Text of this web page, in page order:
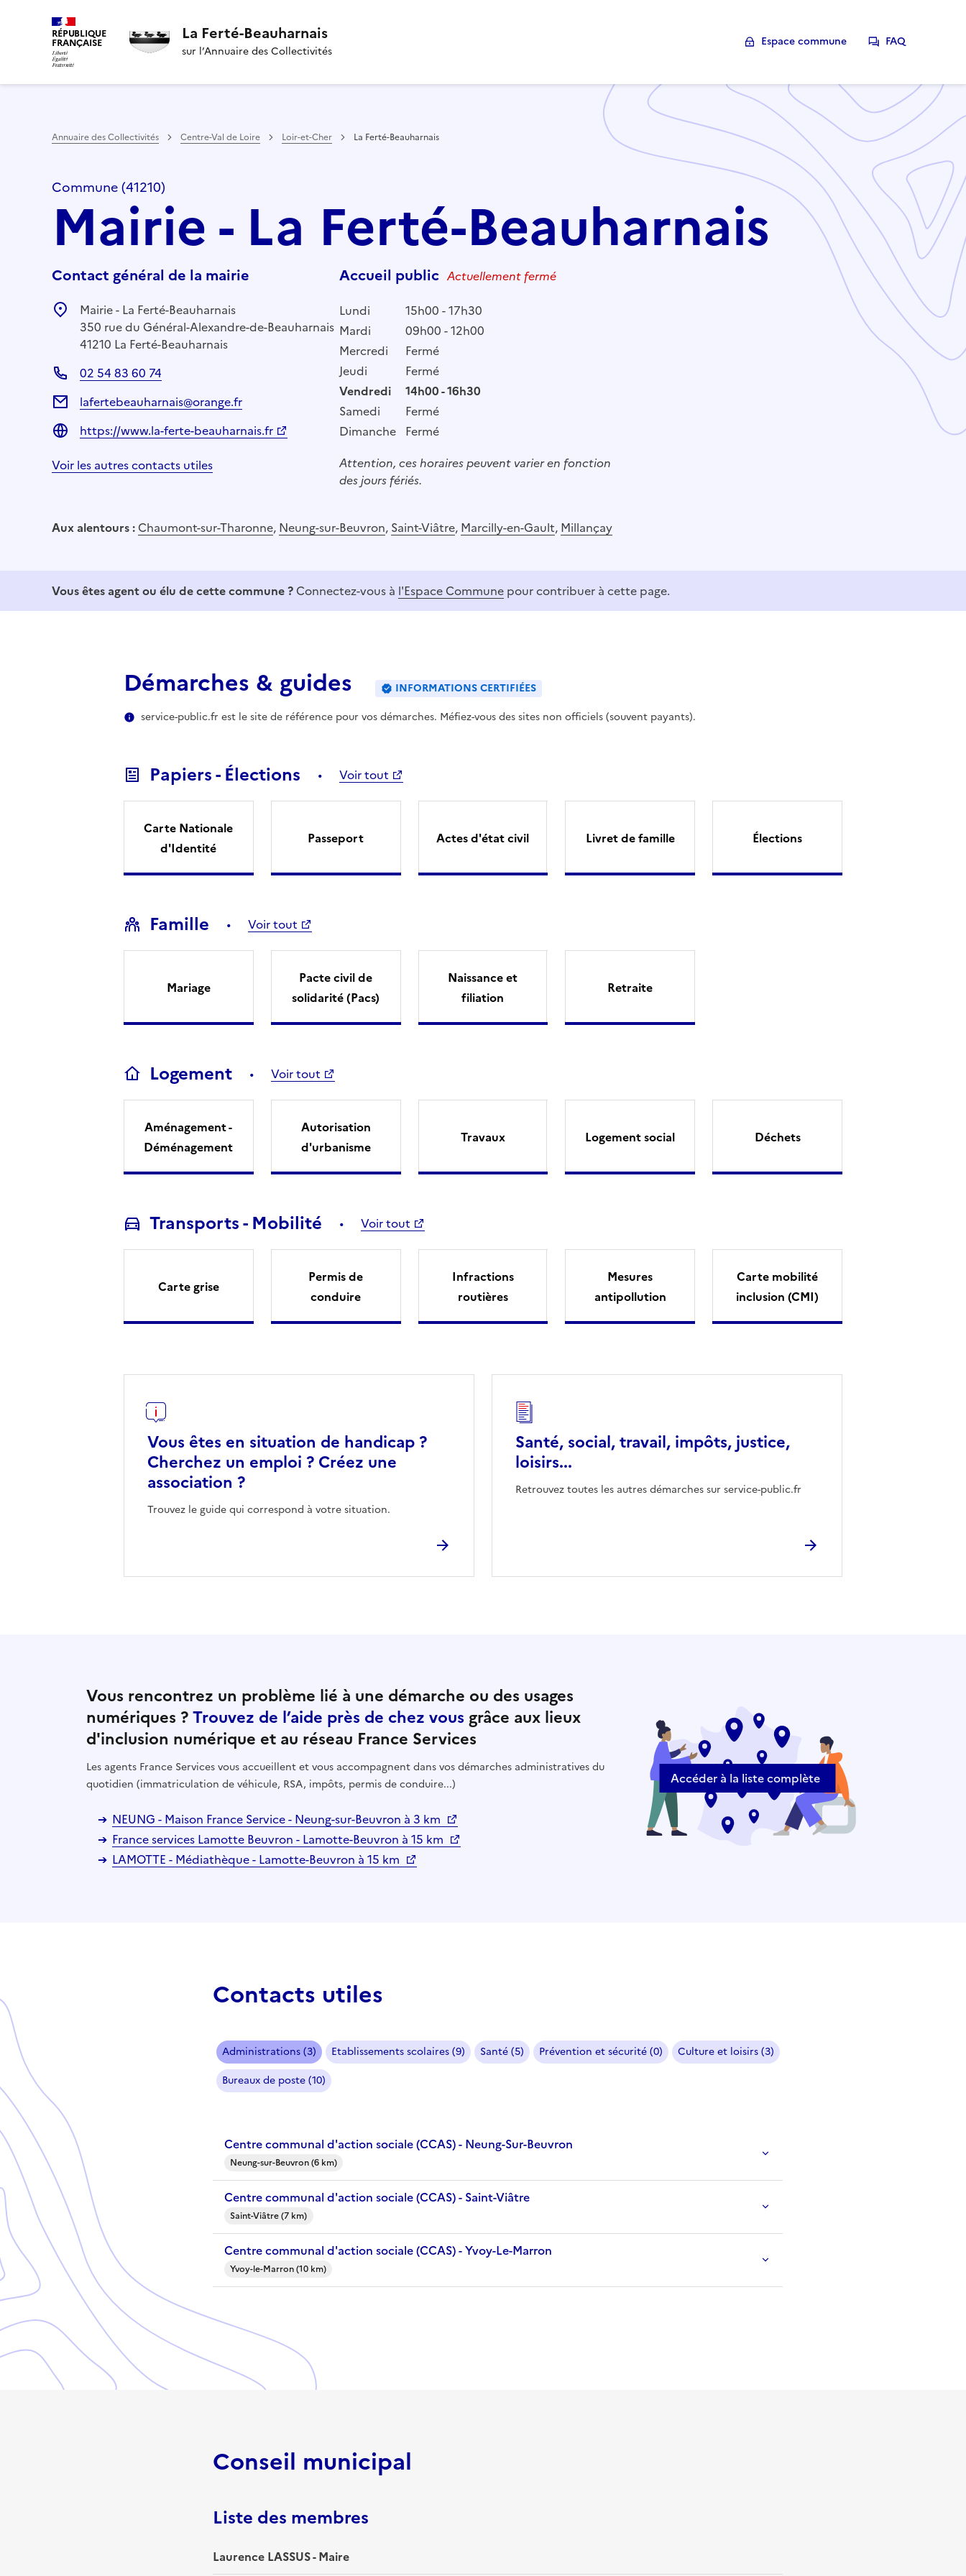
RÉPUBLIQUE
FRANÇAISE La Ferté-Beauharnais
sur l’Annuaire des Collectivités
Espace commune FAQ
Annuaire des Collectivités Centre-Val de Loire Loir-et-Cher La Ferté-Beauharnais
Commune (41210)
Mairie - La Ferté-Beauharnais
Contact général de la mairie
Mairie - La Ferté-Beauharnais
350 rue du Général-Alexandre-de-Beauharnais
41210 La Ferté-Beauharnais
02 54 83 60 74
lafertebeauharnais@orange.fr
https://www.la-ferte-beauharnais.fr
Voir les autres contacts utiles
Accueil public Actuellement fermé
Lundi
15h00 - 17h30
Mardi
09h00 - 12h00
Mercredi
Fermé
Jeudi
Fermé
Vendredi
14h00 - 16h30
Samedi
Fermé
Dimanche Fermé
Attention, ces horaires peuvent varier en fonction
des jours fériés.
Aux alentours : Chaumont-sur-Tharonne, Neung-sur-Beuvron, Saint-Viâtre, Marcilly-en-Gault, Millançay
Vous êtes agent ou élu de cette commune ? Connectez-vous à l'Espace Commune pour contribuer à cette page.
Démarches & guides
INFORMATIONS CERTIFIÉES
service-public.fr est le site de référence pour vos démarches. Méfiez-vous des sites non officiels (souvent payants).
Papiers - Élections Voir tout
Carte Nationale
d'Identité
Passeport Actes d'état civil Livret de famille Élections
Famille Voir tout
Mariage
Pacte civil de
solidarité (Pacs)
Naissance et
filiation
Retraite
Logement Voir tout
Aménagement -
Déménagement
Autorisation
d'urbanisme
Travaux Logement social Déchets
Transports - Mobilité Voir tout
Carte grise
Permis de
conduire
Infractions
routières
Mesures
antipollution
Carte mobilité
inclusion (CMI)
Vous êtes en situation de handicap ?
Cherchez un emploi ? Créez une
association ?
Trouvez le guide qui correspond à votre situation.
Santé, social, travail, impôts, justice,
loisirs...
Retrouvez toutes les autres démarches sur service-public.fr
Vous rencontrez un problème lié à une démarche ou des usages
numériques ?Trouvez de l’aide près de chez vous grâce aux lieux
d'inclusion numérique et au réseau France Services
Les agents France Services vous accueillent et vous accompagnent dans vos démarches administratives du
quotidien (immatriculation de véhicule, RSA, impôts, permis de conduire...)
NEUNG - Maison France Service - Neung-sur-Beuvron à 3 km
France services Lamotte Beuvron - Lamotte-Beuvron à 15 km
LAMOTTE - Médiathèque - Lamotte-Beuvron à 15 km
Accéder à la liste complète
Contacts utiles
Administrations (3) Etablissements scolaires (9) Santé (5) Prévention et sécurité (0)
Culture et loisirs (3)
Bureaux de poste (10)
Centre communal d'action sociale (CCAS) - Neung-Sur-Beuvron
Neung-sur-Beuvron (6 km)
Centre communal d'action sociale (CCAS) - Saint-Viâtre
Saint-Viâtre (7 km)
Centre communal d'action sociale (CCAS) - Yvoy-Le-Marron
Yvoy-le-Marron (10 km)
Conseil municipal
Liste des membres
Laurence LASSUS - Maire